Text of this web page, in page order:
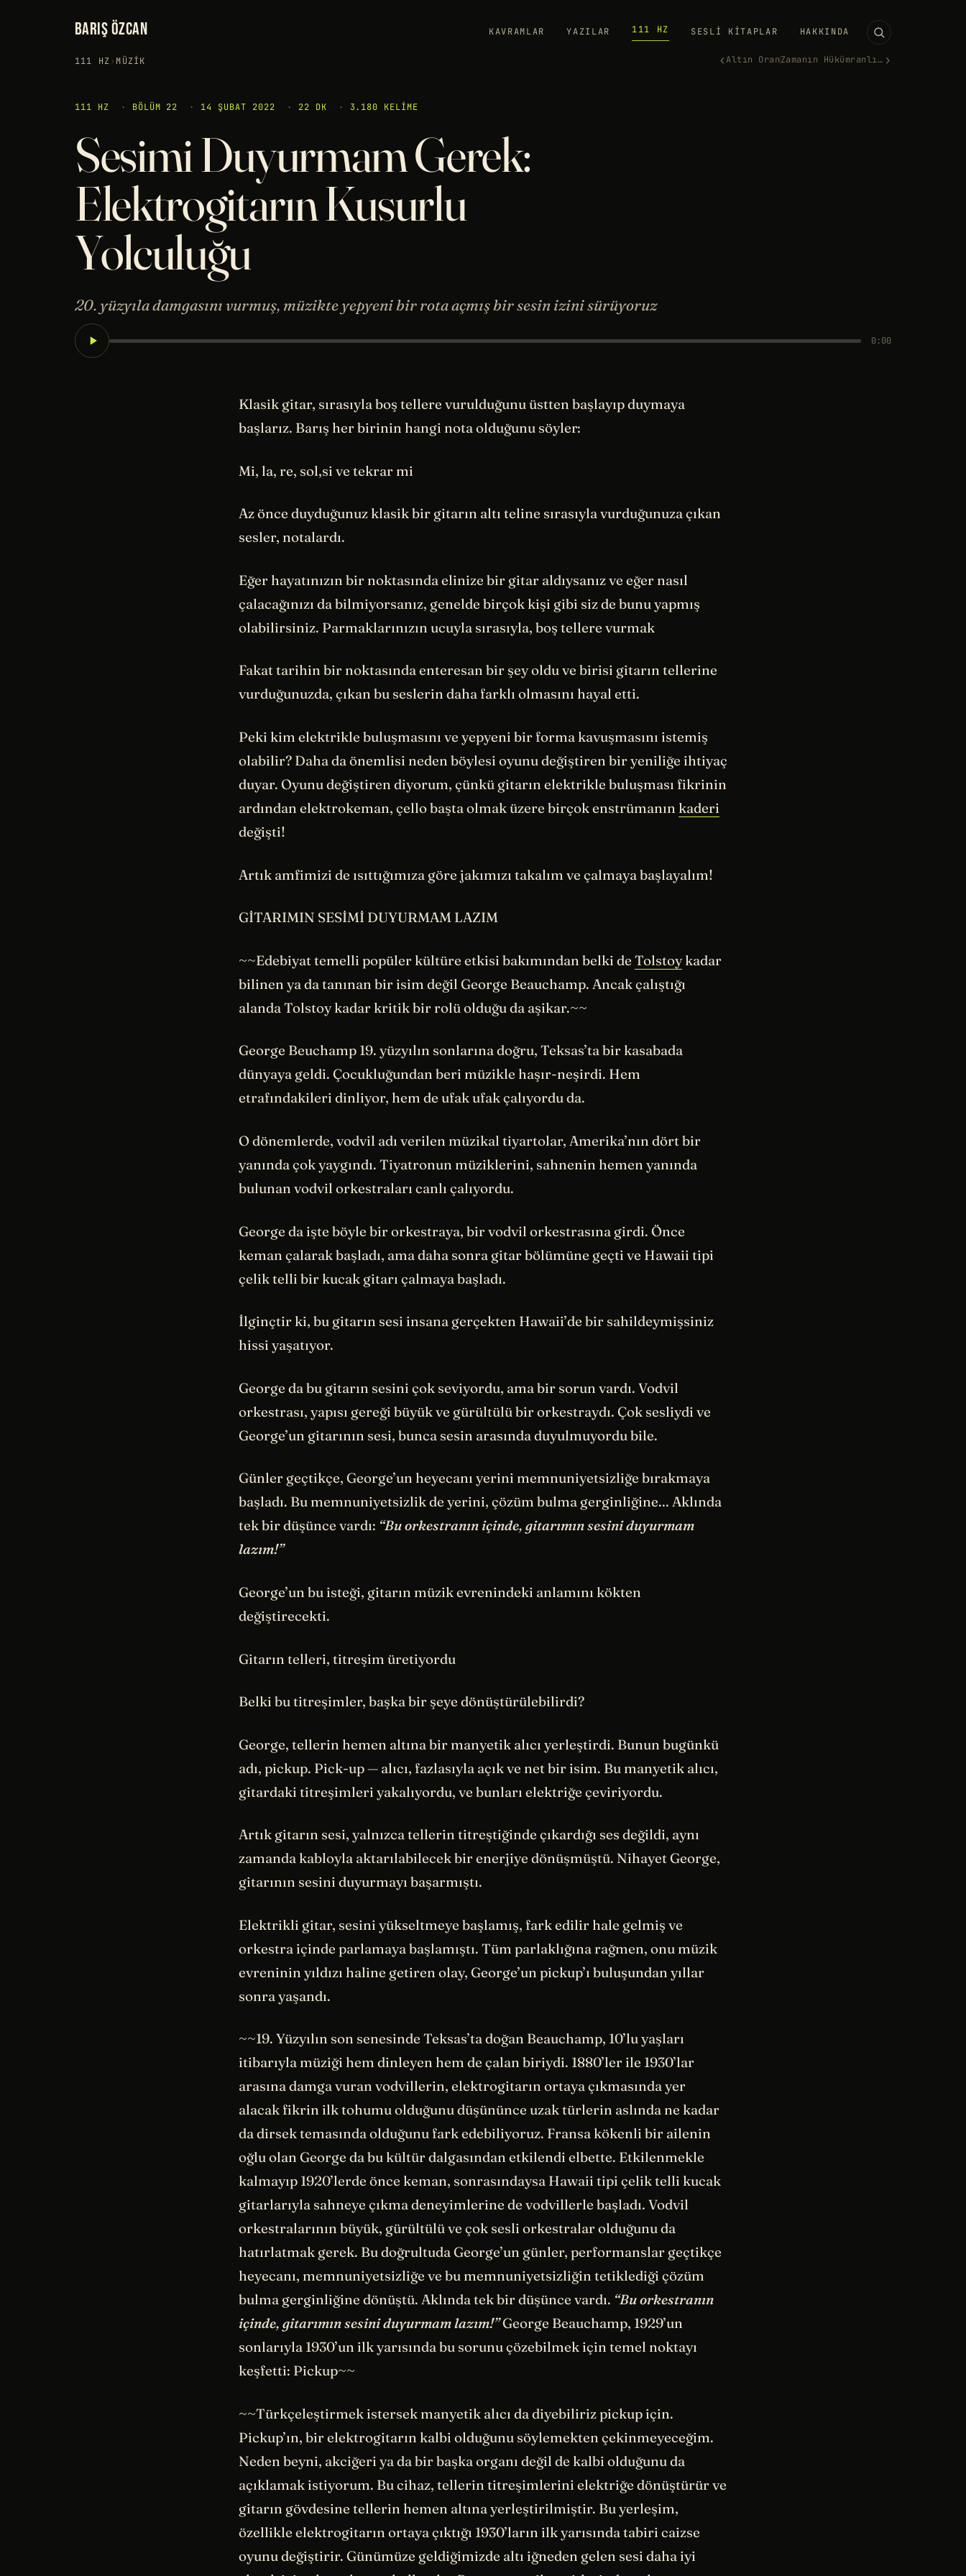
BARIŞ ÖZCAN KAVRAMLAR YAZILAR 111 HZ SESLI KITAPLAR HAKKINDA
111 HZ› MÜZIK ‹Altın Oran Zamanın Hükümranlığı ›
111 HZ · BÖLÜM 22 · 14 ŞUBAT 2022 · 22 DK · 3.180 KELIME
Sesimi Duyurmam Gerek:
Elektrogitarın Kusurlu
Yolculuğu
20. yüzyıla damgasını vurmuş, müzikte yepyeni bir rota açmış bir sesin izini sürüyoruz
0:00
Klasik gitar, sırasıyla boş tellere vurulduğunu üstten başlayıp duymaya
başlarız. Barış her birinin hangi nota olduğunu söyler:
Mi, la, re, sol,si ve tekrar mi
Az önce duyduğunuz klasik bir gitarın altı teline sırasıyla vurduğunuza çıkan
sesler, notalardı.
Eğer hayatınızın bir noktasında elinize bir gitar aldıysanız ve eğer nasıl
çalacağınızı da bilmiyorsanız, genelde birçok kişi gibi siz de bunu yapmış
olabilirsiniz. Parmaklarınızın ucuyla sırasıyla, boş tellere vurmak
Fakat tarihin bir noktasında enteresan bir şey oldu ve birisi gitarın tellerine
vurduğunuzda, çıkan bu seslerin daha farklı olmasını hayal etti.
Peki kim elektrikle buluşmasını ve yepyeni bir forma kavuşmasını istemiş
olabilir? Daha da önemlisi neden böylesi oyunu değiştiren bir yeniliğe ihtiyaç
duyar. Oyunu değiştiren diyorum, çünkü gitarın elektrikle buluşması fikrinin
ardından elektrokeman, çello başta olmak üzere birçok enstrümanın kaderi
değişti!
Artık amfimizi de ısıttığımıza göre jakımızı takalım ve çalmaya başlayalım!
GİTARIMIN SESİMİ DUYURMAM LAZIM
~~Edebiyat temelli popüler kültüre etkisi bakımından belki de Tolstoykadar
bilinen ya da tanınan bir isim değil George Beauchamp. Ancak çalıştığı
alanda Tolstoy kadar kritik bir rolü olduğu da aşikar.~~
George Beuchamp 19. yüzyılın sonlarına doğru, Teksas’ta bir kasabada
dünyaya geldi. Çocukluğundan beri müzikle haşır-neşirdi. Hem
etrafındakileri dinliyor, hem de ufak ufak çalıyordu da.
O dönemlerde, vodvil adı verilen müzikal tiyartolar, Amerika’nın dört bir
yanında çok yaygındı. Tiyatronun müziklerini, sahnenin hemen yanında
bulunan vodvil orkestraları canlı çalıyordu.
George da işte böyle bir orkestraya, bir vodvil orkestrasına girdi. Önce
keman çalarak başladı, ama daha sonra gitar bölümüne geçti ve Hawaii tipi
çelik telli bir kucak gitarı çalmaya başladı.
İlginçtir ki, bu gitarın sesi insana gerçekten Hawaii’de bir sahildeymişsiniz
hissi yaşatıyor.
George da bu gitarın sesini çok seviyordu, ama bir sorun vardı. Vodvil
orkestrası, yapısı gereği büyük ve gürültülü bir orkestraydı. Çok sesliydi ve
George’un gitarının sesi, bunca sesin arasında duyulmuyordu bile.
Günler geçtikçe, George’un heyecanı yerini memnuniyetsizliğe bırakmaya
başladı. Bu memnuniyetsizlik de yerini, çözüm bulma gerginliğine... Aklında
tek bir düşünce vardı: “Bu orkestranın içinde, gitarımın sesini duyurmam
lazım!”
George’un bu isteği, gitarın müzik evrenindeki anlamını kökten
değiştirecekti.
Gitarın telleri, titreşim üretiyordu
Belki bu titreşimler, başka bir şeye dönüştürülebilirdi?
George, tellerin hemen altına bir manyetik alıcı yerleştirdi. Bunun bugünkü
adı, pickup. Pick-up — alıcı, fazlasıyla açık ve net bir isim. Bu manyetik alıcı,
gitardaki titreşimleri yakalıyordu, ve bunları elektriğe çeviriyordu.
Artık gitarın sesi, yalnızca tellerin titreştiğinde çıkardığı ses değildi, aynı
zamanda kabloyla aktarılabilecek bir enerjiye dönüşmüştü. Nihayet George,
gitarının sesini duyurmayı başarmıştı.
Elektrikli gitar, sesini yükseltmeye başlamış, fark edilir hale gelmiş ve
orkestra içinde parlamaya başlamıştı. Tüm parlaklığına rağmen, onu müzik
evreninin yıldızı haline getiren olay, George’un pickup’ı buluşundan yıllar
sonra yaşandı.
~~19. Yüzyılın son senesinde Teksas’ta doğan Beauchamp, 10’lu yaşları
itibarıyla müziği hem dinleyen hem de çalan biriydi. 1880’ler ile 1930’lar
arasına damga vuran vodvillerin, elektrogitarın ortaya çıkmasında yer
alacak fikrin ilk tohumu olduğunu düşününce uzak türlerin aslında ne kadar
da dirsek temasında olduğunu fark edebiliyoruz. Fransa kökenli bir ailenin
oğlu olan George da bu kültür dalgasından etkilendi elbette. Etkilenmekle
kalmayıp 1920’lerde önce keman, sonrasındaysa Hawaii tipi çelik telli kucak
gitarlarıyla sahneye çıkma deneyimlerine de vodvillerle başladı. Vodvil
orkestralarının büyük, gürültülü ve çok sesli orkestralar olduğunu da
hatırlatmak gerek. Bu doğrultuda George’un günler, performanslar geçtikçe
heyecanı, memnuniyetsizliğe ve bu memnuniyetsizliğin tetiklediği çözüm
bulma gerginliğine dönüştü. Aklında tek bir düşünce vardı. “Bu orkestranın
içinde, gitarımın sesini duyurmam lazım!”George Beauchamp, 1929’un
sonlarıyla 1930’un ilk yarısında bu sorunu çözebilmek için temel noktayı
keşfetti: Pickup~~
~~Türkçeleştirmek istersek manyetik alıcı da diyebiliriz pickup için.
Pickup’ın, bir elektrogitarın kalbi olduğunu söylemekten çekinmeyeceğim.
Neden beyni, akciğeri ya da bir başka organı değil de kalbi olduğunu da
açıklamak istiyorum. Bu cihaz, tellerin titreşimlerini elektriğe dönüştürür ve
gitarın gövdesine tellerin hemen altına yerleştirilmiştir. Bu yerleşim,
özellikle elektrogitarın ortaya çıktığı 1930’ların ilk yarısında tabiri caizse
oyunu değiştirir. Günümüze geldiğimizde altı iğneden gelen sesi daha iyi